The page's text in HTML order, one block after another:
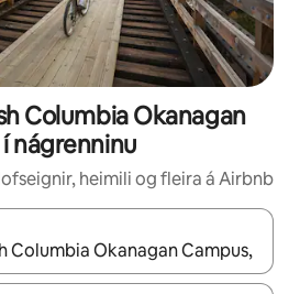
Columbia Okanagan
nágrenninu
heimili og fleira á Airbnb
fyrir skaltu nota upp og niður